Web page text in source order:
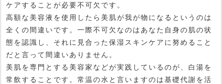
ケアすることが必要不可欠です。
高額な美容液を使用したら美肌が我が物になるというのは
全くの間違いです。一際不可欠なのはあなた自身の肌の状
態を認識し、それに見合った保湿スキンケアに努めること
だと言って間違いありません。
美肌を専門とする美容家などが実践しているのが、白湯を
常飲することです。常温の水と言いますのは基礎代謝を活